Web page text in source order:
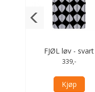
FJØL løv - svart
339,-
Kjøp